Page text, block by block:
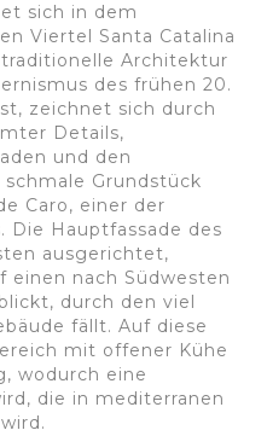
sich in dem
Viertel Santa Catalina
Architektur
des frühen 20.
zeichnet sich durch
Details,
und den
Grundstück
Caro, einer der
Die Hauptfassade des
ausgerichtet,
einen nach Südwesten
durch den viel
fällt. Auf diese
mit offener Kühe
wodurch eine
die in mediterranen